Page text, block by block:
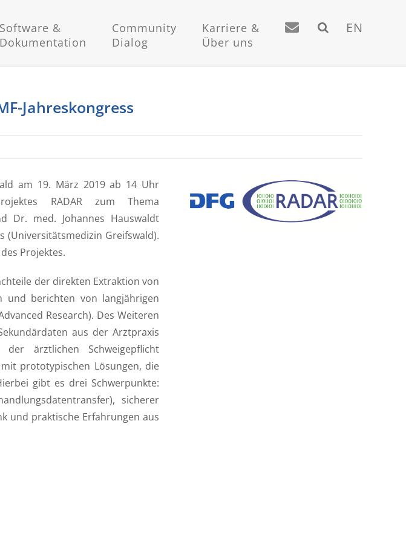
Software &
Dokumentation
Community
Dialog
Karriere &
Über uns
EN
Jahreskongress
am 19. März 2019 ab 14 Uhr
RADAR zum Thema
Dr. med. Johannes Hauswaldt
(Universitätsmedizin Greifswald).
Projektes.
der direkten Extraktion von
und berichten von langjährigen
Research). Des Weiteren
aus der Arztpraxis
ärztlichen Schweigepflicht
prototypischen Lösungen, die
gibt es drei Schwerpunkte:
sicherer
und praktische Erfahrungen aus